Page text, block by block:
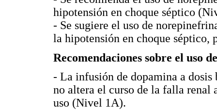
hipotensión en choque séptico
- Se sugiere el uso de
la hipotensión en choque
Recomendaciones sobre el uso
- La infusión de dopamina a
no altera el curso de la falla renal
uso (Nivel 1A).